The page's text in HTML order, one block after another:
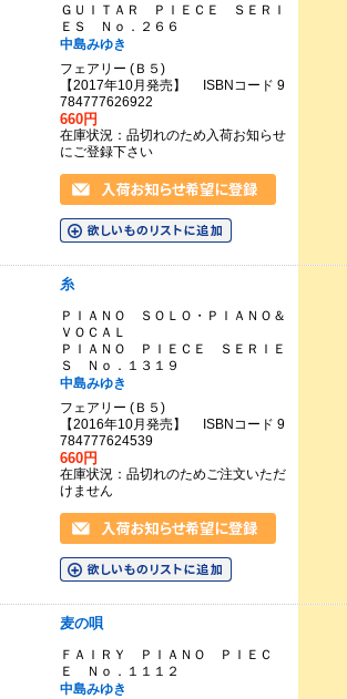
ＧＵＩＴＡＲ ＰＩＥＣＥ ＳＥＲＩ
ＥＳ Ｎｏ．２６６
中島みゆき
フェアリー (Ｂ５)
【2017年10月発売】 ISBNコード 9
784777626922
660円
在庫状況：品切れのため入荷お知らせ
にご登録下さい
糸
ＰＩＡＮＯ ＳＯＬＯ・ＰＩＡＮＯ＆
ＶＯＣＡＬ
ＰＩＡＮＯ ＰＩＥＣＥ ＳＥＲＩＥ
Ｓ Ｎｏ．１３１９
中島みゆき
フェアリー (Ｂ５)
【2016年10月発売】 ISBNコード 9
784777624539
660円
在庫状況：品切れのためご注文いただ
けません
麦の唄
ＦＡＩＲＹ ＰＩＡＮＯ ＰＩＥＣ
Ｅ Ｎｏ．１１１２
中島みゆき